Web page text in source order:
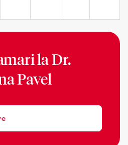
laDr.
Pavel